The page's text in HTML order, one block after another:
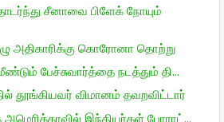
சீனாவை பிளேக் நோயும்
அதிகாரிக்கு கொரோனா தொற்று
பேச்சுவார்த்தை நடத்தும் தி...
தூங்கியவர் விமானம் தவறவிட்டார்
அமெரிக்காவில் இந்தியர்கள் போராட்...